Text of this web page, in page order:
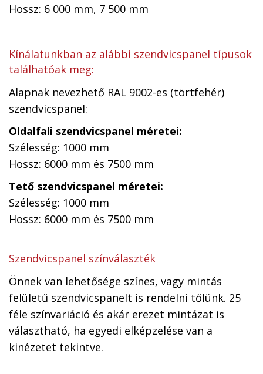
Hossz: 6 000 mm, 7 500 mm
Kínálatunkban az alábbi szendvicspanel típusok
találhatóak meg:
Alapnak nevezhető RAL 9002-es (törtfehér)
szendvicspanel:
Oldalfali szendvicspanel méretei:
Szélesség: 1000 mm
Hossz: 6000 mm és 7500 mm
Tető szendvicspanel méretei:
Szélesség: 1000 mm
Hossz: 6000 mm és 7500 mm
Szendvicspanel színválaszték
Önnek van lehetősége színes, vagy mintás
felületű szendvicspanelt is rendelni tőlünk. 25
féle színvariáció és akár erezet mintázat is
választható, ha egyedi elképzelése van a
kinézetet tekintve.